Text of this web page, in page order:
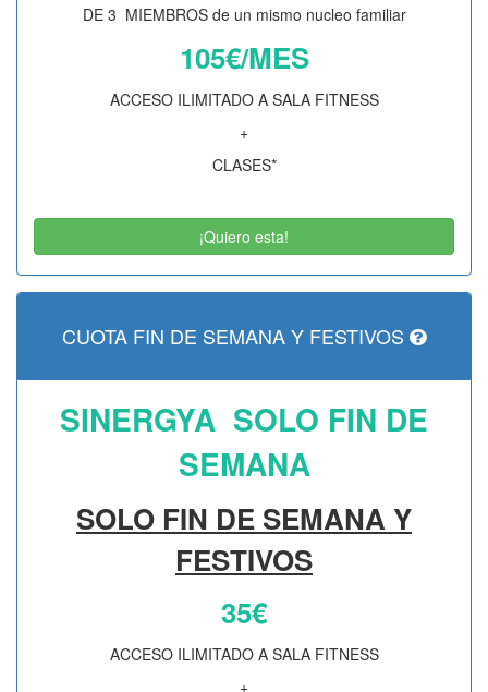
DE 3 MIEMBROS de un mismo nucleo familiar
105€/MES
ACCESO ILIMITADO A SALA FITNESS
+
CLASES*
¡Quiero esta!
CUOTA FIN DE SEMANA Y FESTIVOS
SINERGYA SOLO FIN DE
SEMANA
SOLO FIN DE SEMANA Y
FESTIVOS
35€
ACCESO ILIMITADO A SALA FITNESS
+